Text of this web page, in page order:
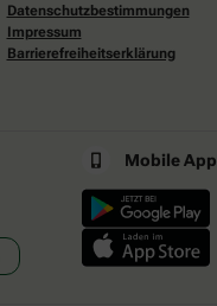
Datenschutzbestimmungen
Impressum
Barrierefreiheitserklärung
Mobile App